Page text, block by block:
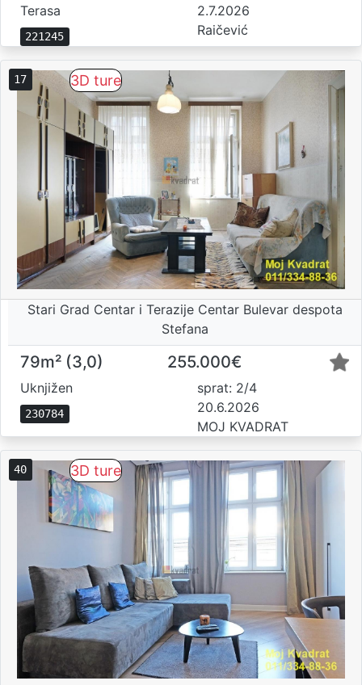
Terasa
221245
2.7.2026
Raičević
17 3D ture
Stari Grad Centar i Terazije Centar Bulevar despota
Stefana
79m² (3,0) 255.000€
Uknjižen
230784
sprat: 2/4
20.6.2026
MOJ KVADRAT
40 3D ture